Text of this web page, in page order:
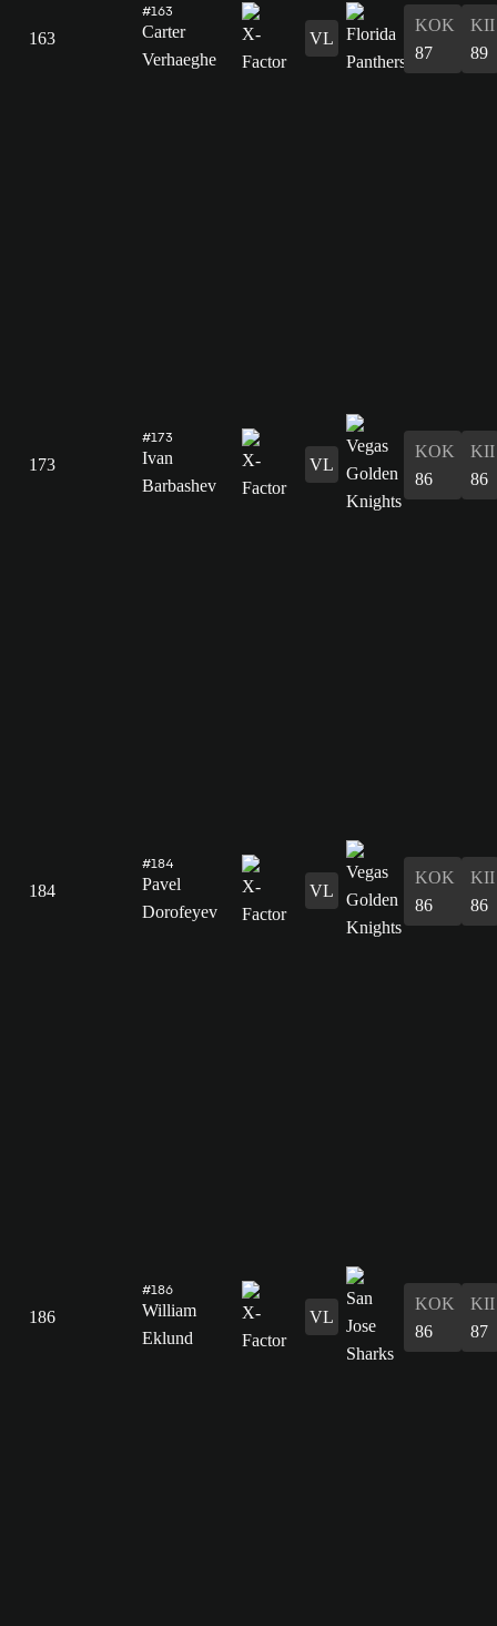
163
#163
Carter
Verhaeghe
VL
KOK
87
KII
89
173
#173
Ivan
Barbashev
VL
KOK
86
KII
86
184
#184
Pavel
Dorofeyev
VL
KOK
86
KII
86
186
#186
William
Eklund
VL
KOK
86
KII
87